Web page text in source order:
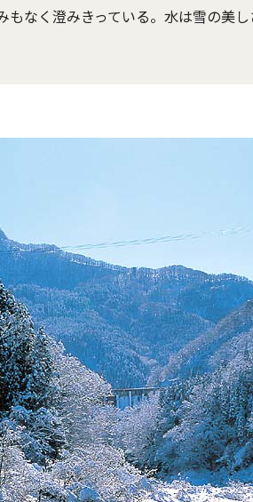
なく澄みきっている。水は雪の美